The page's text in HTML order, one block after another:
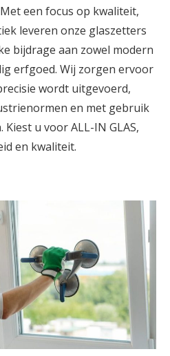
een focus op kwaliteit,
leveren onze glaszetters
bijdrage aan zowel modern
erfgoed. Wij zorgen ervoor
wordt uitgevoerd,
en met gebruik
u voor ALL-IN GLAS,
en kwaliteit.